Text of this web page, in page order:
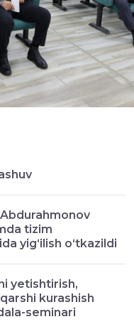
tizim
yig‘ilish o‘tkazildi
yetishtirish,
kurashish
seminari